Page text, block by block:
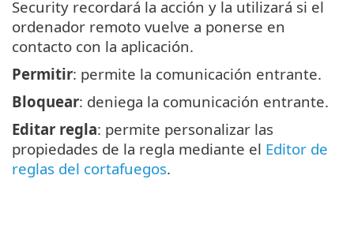
Security recordará la acción y la utilizará si el
ordenador remoto vuelve a ponerse en
contacto con la aplicación.
Permitir: permite la comunicación entrante.
Bloquear: deniega la comunicación entrante.
Editar regla: permite personalizar las
propiedades de la regla mediante el Editor de
reglas del cortafuegos.